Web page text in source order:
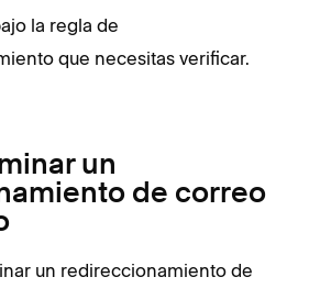
la regla de
que necesitas verificar.
un
de correo
un redireccionamiento de